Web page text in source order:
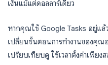
เงินแม้แต่ดอลลาร์เดียว
หากคุณใช้ Google Tasks อยู่แล้
เปลี่ยนขั้นตอนการทำงานของคุณ
เปรียบเทียบดู ใช้เวลาตั้งค่าเพียง